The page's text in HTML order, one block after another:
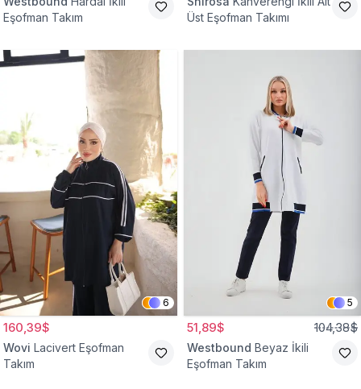
Eşofman Takım
Üst Eşofman Takımı
6
160,39$
Wovi Lacivert Eşofman
Takım
5
51,89$ 104,38$
Westbound Beyaz İkili
Eşofman Takım